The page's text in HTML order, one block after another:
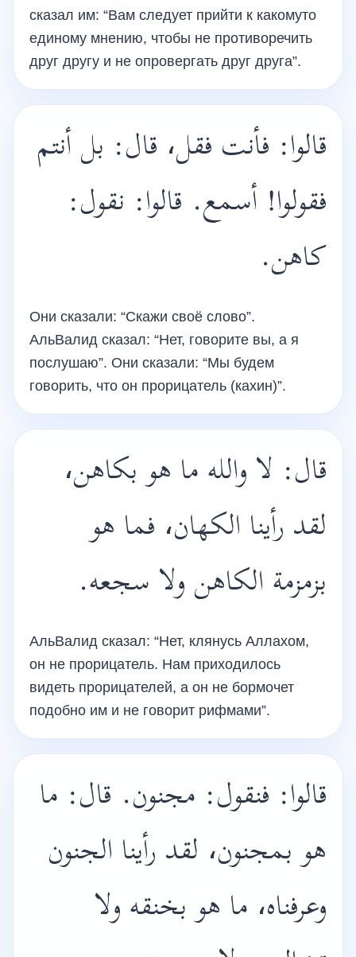
сказал им: “Вам следует прийти к какомуто
единому мнению, чтобы не противоречить
друг другу и не опровергать друг друга”.
قالوا: فأنت فقل، قال: بل أنتم
فقولوا! أسمع. قالوا: نقول:
كاهن.
Они сказали: “Скажи своё слово”.
АльВалид сказал: “Нет, говорите вы, а я
послушаю”. Они сказали: “Мы будем
говорить, что он прорицатель (кахин)”.
قال: لا والله ما هو بكاهن،
لقد رأينا الكهان، فما هو
بزمزمة الكاهن ولا سجعه.
АльВалид сказал: “Нет, клянусь Аллахом,
он не прорицатель. Нам приходилось
видеть прорицателей, а он не бормочет
подобно им и не говорит рифмами”.
قالوا: فنقول: مجنون. قال: ما
هو بمجنون، لقد رأينا الجنون
وعرفناه، ما هو بخنقه ولا